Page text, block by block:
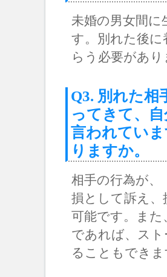
未婚の男女間に
す。別れた後に
らう必要があ
Q3. 別れた相
ってきて、
言われてい
りますか。
相手の行為が、
損として訴え
可能です。ま
であれば、ス
ることもでき